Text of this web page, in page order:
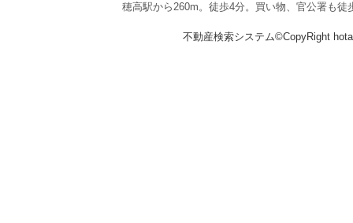
穂高駅から260m。徒歩4分。買い物、官公署も
不動産検索システム©CopyRight